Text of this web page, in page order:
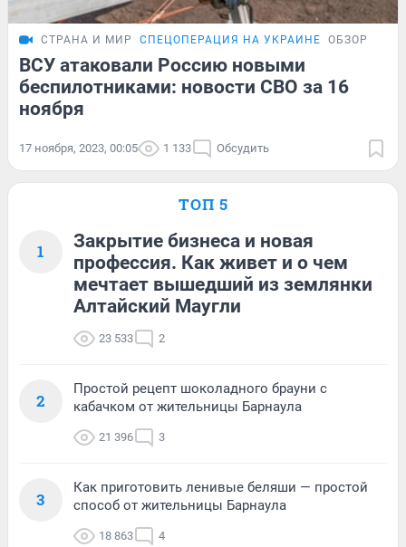
СТРАНА И МИР СПЕЦОПЕРАЦИЯ НА УКРАИНЕ ОБЗОР
ВСУ атаковали Россию новыми
беспилотниками: новости СВО за 16
ноября
17 ноября, 2023, 00:05 1 133 Обсудить
ТОП 5
1
Закрытие бизнеса и новая
профессия. Как живет и о чем
мечтает вышедший из землянки
Алтайский Маугли
23 533 2
2
Простой рецепт шоколадного брауни с
кабачком от жительницы Барнаула
21 396 3
3
Как приготовить ленивые беляши — простой
способ от жительницы Барнаула
18 863 4